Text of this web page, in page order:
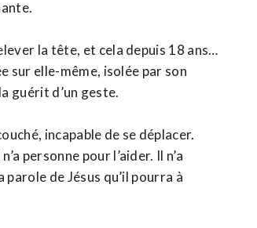
la tête, et cela depuis 18 ans…
sur elle-même, isolée par son
guérit d’un geste.
incapable de se déplacer.
personne pour l’aider. Il n’a
parole de Jésus qu’il pourra à